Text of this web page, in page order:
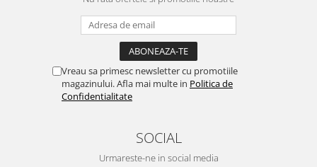
Vreau sa primesc newsletter cu promotiile
magazinului. Afla mai multe in Politica de
Confidentialitate
SOCIAL
Urmareste-ne in social media